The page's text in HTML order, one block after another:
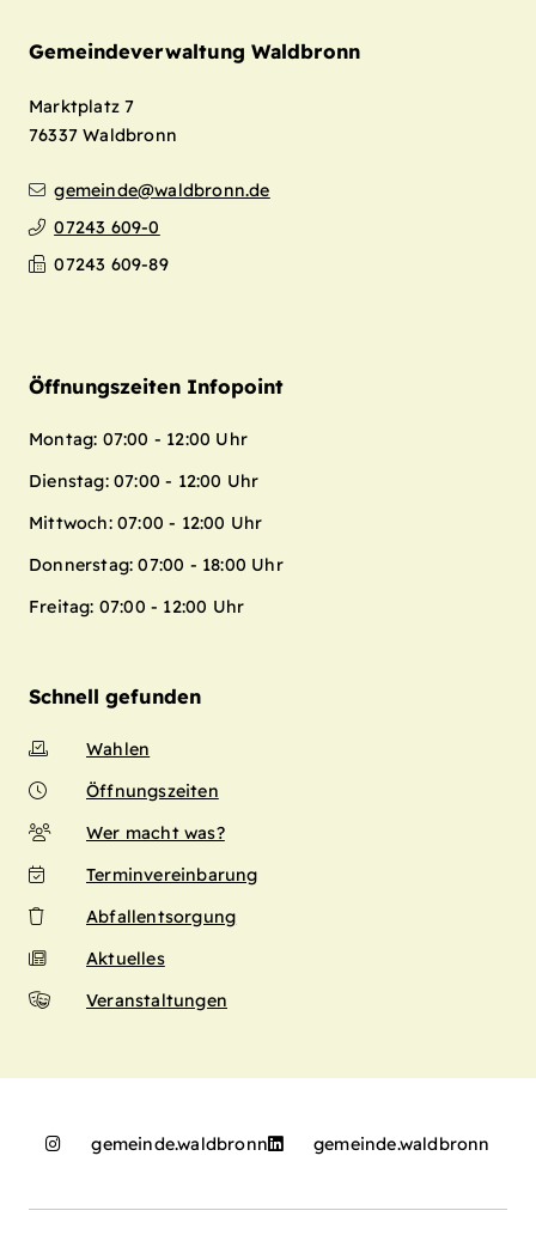
Gemeindeverwaltung Waldbronn
Marktplatz 7
76337 Waldbronn
gemeinde@waldbronn.de
07243 609-0
07243 609-89
Öffnungszeiten Infopoint
Montag: 07:00 - 12:00 Uhr
Dienstag: 07:00 - 12:00 Uhr
Mittwoch: 07:00 - 12:00 Uhr
Donnerstag: 07:00 - 18:00 Uhr
Freitag: 07:00 - 12:00 Uhr
Schnell gefunden
Wahlen
Öffnungszeiten
Wer macht was?
Terminvereinbarung
Abfallentsorgung
Aktuelles
Veranstaltungen
gemeinde.waldbronn gemeinde.waldbronn